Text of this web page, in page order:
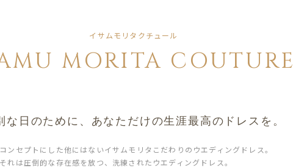
イサムモリタクチュール
MORITA COUTURE
な日のために、 あなただけの生涯最高のドレスを。
セプトにした他にはないイサムモリタこだわりのウエディングドレス。
は圧倒的な存在感を放つ、洗練されたウエディングドレス。